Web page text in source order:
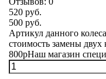
520 руб.
500 руб.
Артикул данного
стоимость замены
800рНаш магазин